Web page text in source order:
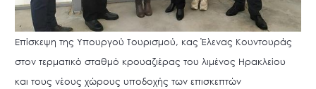
Επίσκεψη της Υπουργού Τουρισμού, κας Έλενας Κουντουράς
στον τερματικό σταθμό κρουαζιέρας του λιμένος Ηρακλείου
και τους νέους χώρους υποδοχής των επισκεπτών